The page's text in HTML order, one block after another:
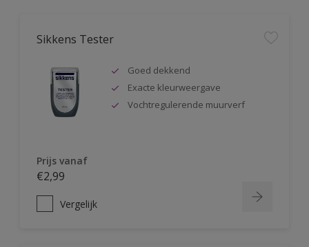
Sikkens Tester
Goed dekkend
Exacte kleurweergave
Vochtregulerende muurverf
Prijs vanaf
€2,99
Vergelijk